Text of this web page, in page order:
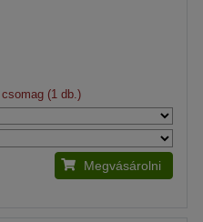
(1 db.)
Megvásárolni